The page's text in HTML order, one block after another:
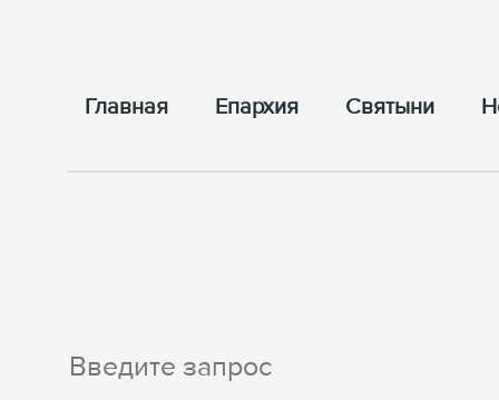
Главная Епархия Cвятыни